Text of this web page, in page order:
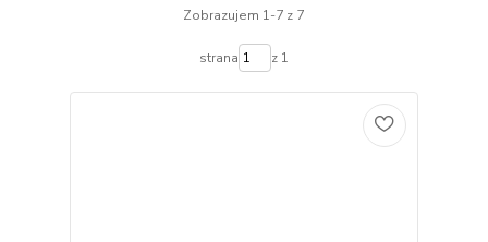
Zobrazujem 1-7 z 7
strana z 1